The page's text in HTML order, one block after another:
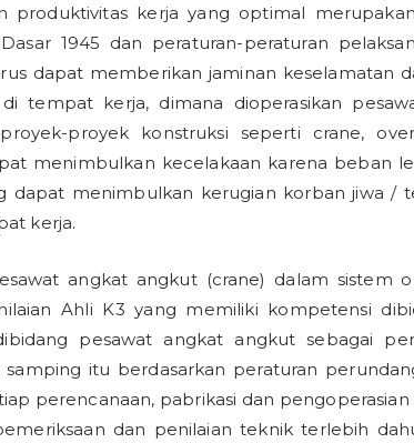
produktivitas kerja yang optimal
1945 dan peraturan-peraturan
dapat memberikan jaminan keselamatan
tempat kerja, dimana dioperasikan
proyek konstruksi seperti crane,
menimbulkan kecelakaan karena beban
dapat menimbulkan kerugian korban jiwa /
kerja.
angkat angkut (crane) dalam sistem
Ahli K3 yang memiliki kompetensi
pesawat angkat angkut sebagai
itu berdasarkan peraturan
perencanaan, pabrikasi dan
dan penilaian teknik terlebih